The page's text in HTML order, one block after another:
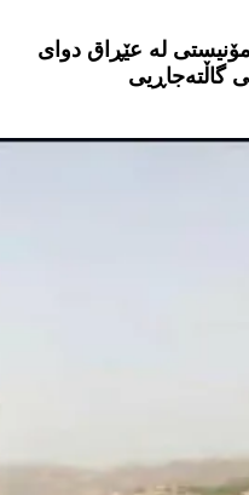
لە عێڕاق دوای
گاڵتەجاڕیی